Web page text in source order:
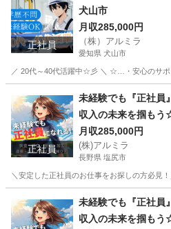
正社員
犬山市
月収285,000円
（株）アルミラ
愛知県 犬山市
／ 20代～40代活躍中☆彡 ＼ ☆…・安心のサ
工場 未経験
正社員
未経験でも『正社員
収入の未来を掴も
月収285,000円
(株)アルミラ
長野県 塩尻市
＼安定した正社員のお仕事をお探しの方必見
工場 未経験
未経験でも『正社員
収入の未来を掴も